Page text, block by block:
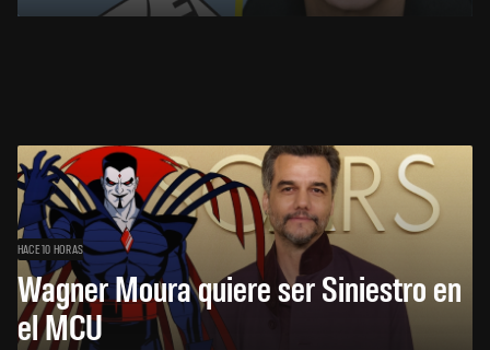
HACE 10 HORAS
Wagner Moura quiere ser Siniestro en
el MCU